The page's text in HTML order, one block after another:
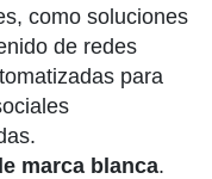
como soluciones
de redes
para
marca blanca.